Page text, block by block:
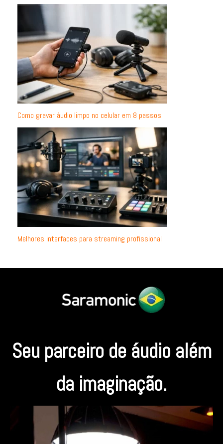
Como gravar áudio limpo no celular em 8 passos
Melhores interfaces para streaming profissional
Seu parceiro de áudio além
da imaginação.